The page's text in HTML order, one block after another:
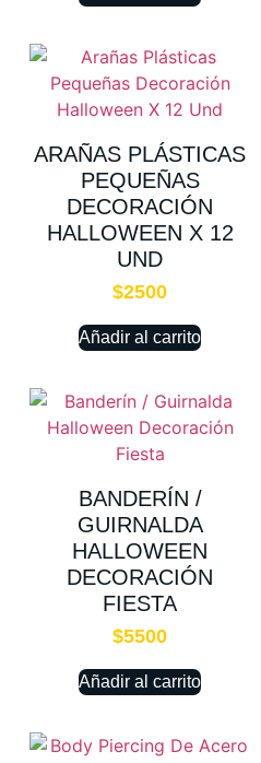
ARAÑAS PLÁSTICAS
PEQUEÑAS
DECORACIÓN
HALLOWEEN X 12
UND
$2500
Añadir al carrito
BANDERÍN /
GUIRNALDA
HALLOWEEN
DECORACIÓN
FIESTA
$5500
Añadir al carrito